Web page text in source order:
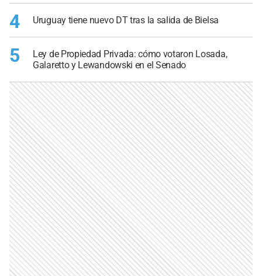
4 Uruguay tiene nuevo DT tras la salida de Bielsa
5
Ley de Propiedad Privada: cómo votaron Losada,
Galaretto y Lewandowski en el Senado